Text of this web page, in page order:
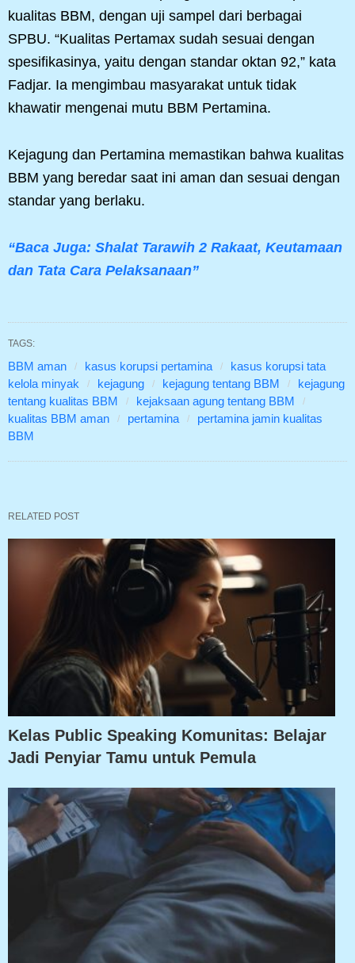
kualitas BBM, dengan uji sampel dari berbagai
SPBU. “Kualitas Pertamax sudah sesuai dengan
spesifikasinya, yaitu dengan standar oktan 92,” kata
Fadjar. Ia mengimbau masyarakat untuk tidak
khawatir mengenai mutu BBM Pertamina.
Kejagung dan Pertamina memastikan bahwa kualitas
BBM yang beredar saat ini aman dan sesuai dengan
standar yang berlaku.
“Baca Juga: Shalat Tarawih 2 Rakaat, Keutamaan
dan Tata Cara Pelaksanaan”
TAGS:
BBM aman kasus korupsi pertamina
kasus korupsi tata
kelola minyak
kejagung kejagung tentang BBM
kejagung
tentang kualitas BBM
kejaksaan agung tentang BBM
kualitas BBM aman
pertamina
pertamina jamin kualitas
BBM
RELATED POST
Kelas Public Speaking Komunitas: Belajar
Jadi Penyiar Tamu untuk Pemula